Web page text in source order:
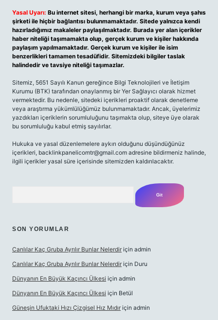
Yasal Uyarı: Bu internet sitesi, herhangi bir marka, kurum veya şahıs
şirketi ile hiçbir bağlantısı bulunmamaktadır. Sitede yalnızca kendi
hazırladığımız makaleler paylaşılmaktadır. Burada yer alan içerikler
haber niteliği taşımamakta olup, gerçek kurum ve kişiler hakkında
paylaşım yapılmamaktadır. Gerçek kurum ve kişiler ile isim
benzerlikleri tamamen tesadüfidir. Sitemizdeki bilgiler taslak
halindedir ve tavsiye niteliği taşımazlar.
Sitemiz, 5651 Sayılı Kanun gereğince Bilgi Teknolojileri ve İletişim
Kurumu (BTK) tarafından onaylanmış bir Yer Sağlayıcı olarak hizmet
vermektedir. Bu nedenle, sitedeki içerikleri proaktif olarak denetleme
veya araştırma yükümlülüğümüz bulunmamaktadır. Ancak, üyelerimiz
yazdıkları içeriklerin sorumluluğunu taşımakta olup, siteye üye olarak
bu sorumluluğu kabul etmiş sayılırlar.
Hukuka ve yasal düzenlemelere aykırı olduğunu düşündüğünüz
içerikleri, backlinkpanelicomtr@gmail.com adresine bildirmeniz halinde,
ilgili içerikler yasal süre içerisinde sitemizden kaldırılacaktır.
SON YORUMLAR
Canlılar Kaç Gruba Ayrılır Bunlar Nelerdir için admin
Canlılar Kaç Gruba Ayrılır Bunlar Nelerdir için Duru
Dünyanın En Büyük Kaçıncı Ülkesi için admin
Dünyanın En Büyük Kaçıncı Ülkesi için Betül
Güneşin Ufuktaki Hızı Çizgisel Hız Mıdır için admin